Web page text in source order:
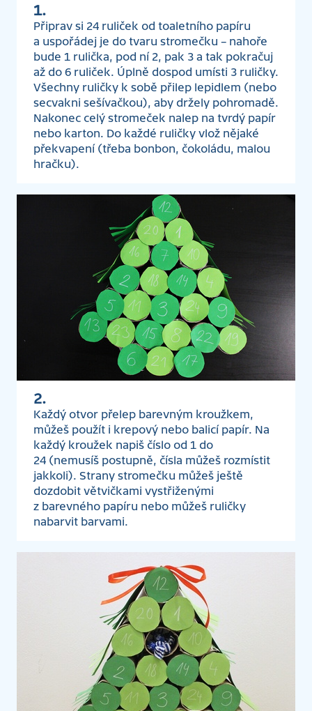
1.
Připrav si 24 ruliček od toaletního papíru
a uspořádej je do tvaru stromečku – nahoře
bude 1 rulička, pod ní 2, pak 3 a tak pokračuj
až do 6 ruliček. Úplně dospod umísti 3 ruličky.
Všechny ruličky k sobě přilep lepidlem (nebo
secvakni sešívačkou), aby držely pohromadě.
Nakonec celý stromeček nalep na tvrdý papír
nebo karton. Do každé ruličky vlož nějaké
překvapení (třeba bonbon, čokoládu, malou
hračku).
2.
Každý otvor přelep barevným kroužkem,
můžeš použít i krepový nebo balicí papír. Na
každý kroužek napiš číslo od 1 do
24 (nemusíš postupně, čísla můžeš rozmístit
jakkoli). Strany stromečku můžeš ještě
dozdobit větvičkami vystřiženými
z barevného papíru nebo můžeš ruličky
nabarvit barvami.